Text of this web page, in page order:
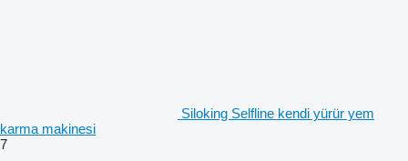
Siloking Selfline kendi yürür yem
karma makinesi
7